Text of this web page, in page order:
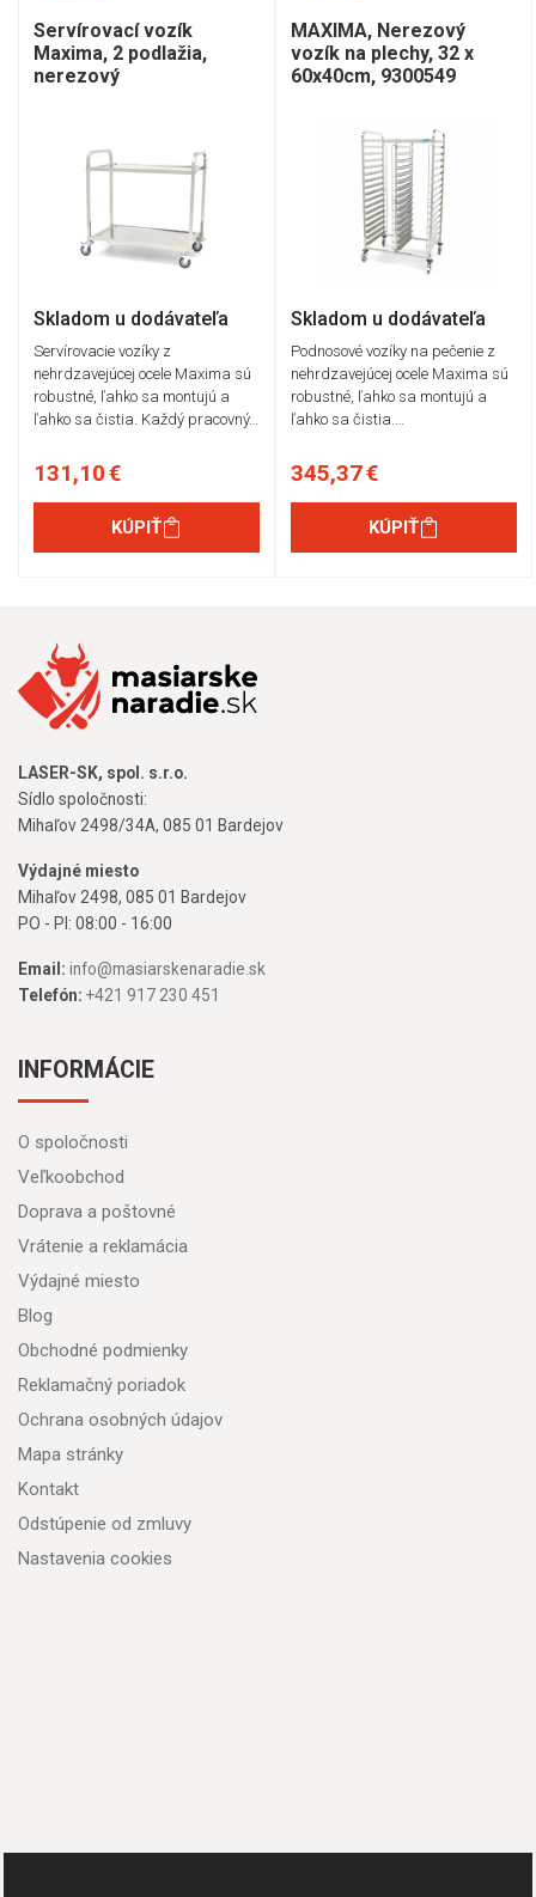
Servírovací vozík
Maxima, 2 podlažia,
nerezový
Skladom u dodávateľa
Servírovacie vozíky z
nehrdzavejúcej ocele Maxima sú
robustné, ľahko sa montujú a
ľahko sa čistia. Každý pracovný…
131,10 €
KÚPIŤ
MAXIMA, Nerezový
vozík na plechy, 32 x
60x40cm, 9300549
Skladom u dodávateľa
Podnosové vozíky na pečenie z
nehrdzavejúcej ocele Maxima sú
robustné, ľahko sa montujú a
ľahko sa čistia.…
345,37 €
KÚPIŤ
LASER-SK, spol. s.r.o.
Sídlo spoločnosti:
Mihaľov 2498/34A, 085 01 Bardejov
Výdajné miesto
Mihaľov 2498, 085 01 Bardejov
PO - PI: 08:00 - 16:00
Email: info@masiarskenaradie.sk
Telefón: +421 917 230 451
INFORMÁCIE
O spoločnosti
Veľkoobchod
Doprava a poštovné
Vrátenie a reklamácia
Výdajné miesto
Blog
Obchodné podmienky
Reklamačný poriadok
Ochrana osobných údajov
Mapa stránky
Kontakt
Odstúpenie od zmluvy
Nastavenia cookies